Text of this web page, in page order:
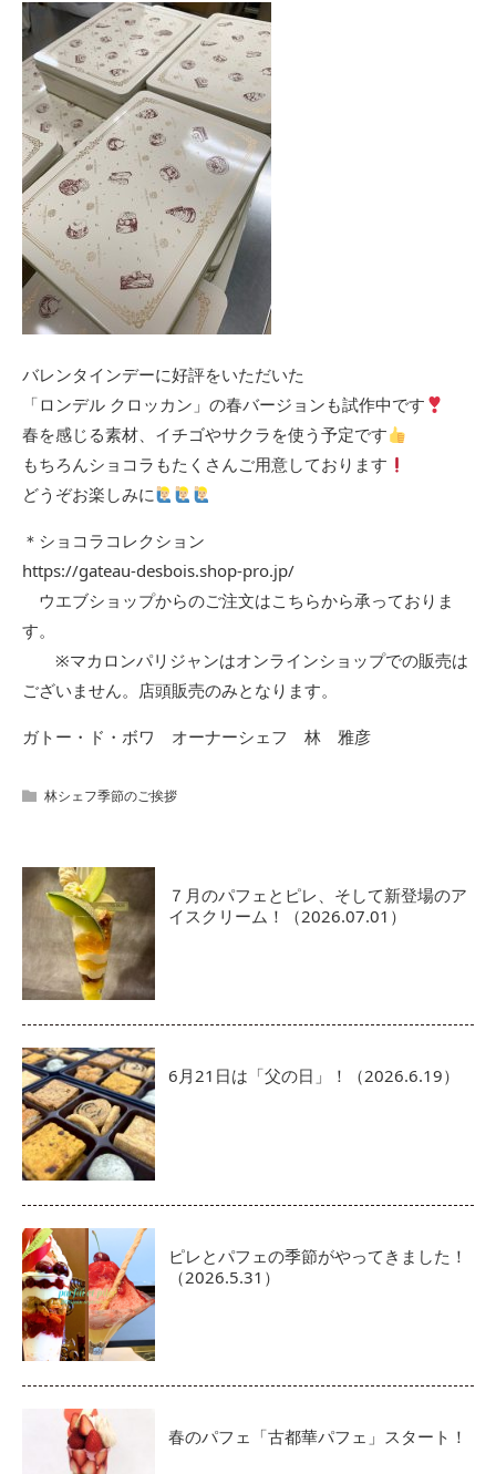
バレンタインデーに好評をいただいた
「ロンデル クロッカン」の春バージョンも試作中です
春を感じる素材、イチゴやサクラを使う予定です
もちろんショコラもたくさんご用意しております
どうぞお楽しみに
＊ショコラコレクション
https://gateau-desbois.shop-pro.jp/
ウエブショップからのご注文はこちらから承っておりま
す。
※マカロンパリジャンはオンラインショップでの販売は
ございません。店頭販売のみとなります。
ガトー・ド・ボワ オーナーシェフ 林 雅彦
林シェフ季節のご挨拶
７月のパフェとピレ、そして新登場のア
イスクリーム！（2026.07.01）
6月21日は「父の日」！（2026.6.19）
ピレとパフェの季節がやってきました！
（2026.5.31）
春のパフェ「古都華パフェ」スタート！